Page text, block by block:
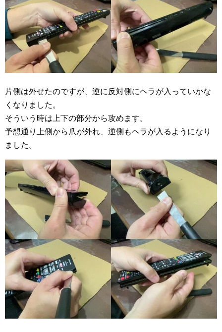
片側は外せたのですが、逆に反対側にヘラが入っていかな
くなりました。
そういう時は上下の部分から攻めます。
予想通り上側から爪が外れ、逆側もヘラが入るようになり
ました。